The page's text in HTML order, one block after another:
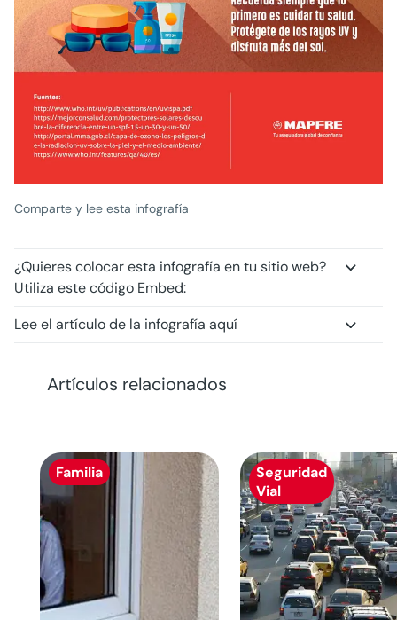
Comparte y lee esta infografía
¿Quieres colocar esta infografía en tu sitio web?
Utiliza este código Embed:
Lee el artículo de la infografía aquí
Artículos relacionados
Familia
Seguridad
Vial